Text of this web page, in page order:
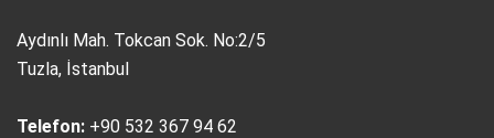
Aydınlı Mah. Tokcan Sok. No:2/5
Tuzla, İstanbul
Telefon: +90 532 367 94 62